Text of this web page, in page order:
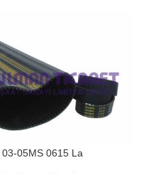
03-05MS 0615 La